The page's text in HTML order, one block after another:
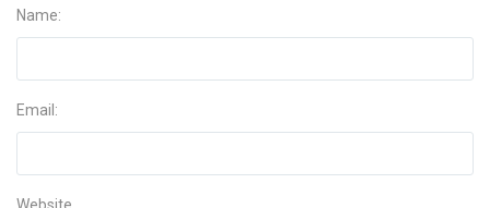
Name:
Email: